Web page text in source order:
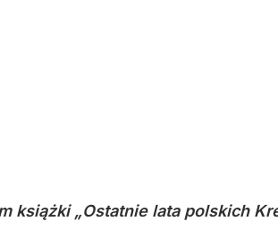
książki „Ostatnie lata polskich